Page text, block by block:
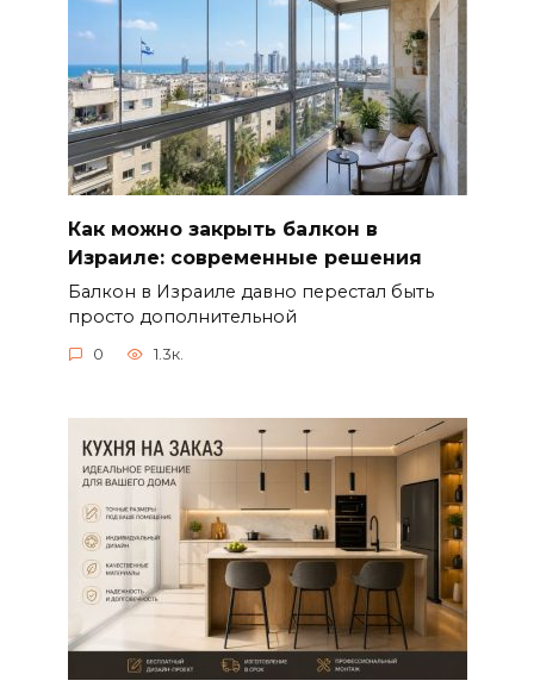
Как можно закрыть балкон в
Израиле: современные решения
Балкон в Израиле давно перестал быть
просто дополнительной
0 1.3к.